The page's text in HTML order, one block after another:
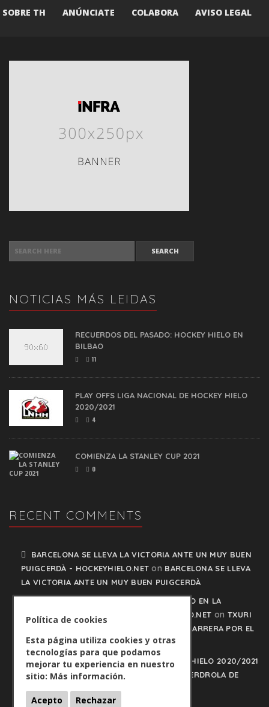
SOBRE TH ANÚNCIATE COLABORA AVISO LEGAL
NOTICIAS MÁS LEIDAS
RECUERDOS DEL PASADO: HOCKEY HIELO EN
BILBAO
11
PLAY OFFS LIGA NACIONAL DE HOCKEY HIELO
2020/2021
4
COMIENZA LA STANLEY CUP 2021
0
RECENT COMMENTS
BARCELONA SE LLEVA LA VICTORIA ANTE UN MUY BUEN
PUIGCERDÀ - HOCKEYHIELO.NET on BARCELONA SE LLEVA
LA VICTORIA ANTE UN MUY BUEN PUIGCERDÀ
TXURI URDIN Y JACA NO PISAN EL FRENO EN LA
CARRERA POR EL LIDERATO - HOCKEYHIELO.NET on TXURI
URDIN Y JACA NO PISAN EL FRENO EN LA CARRERA POR EL
LIDERATO
PLAY OFFS LIGA IBERDROLA DE HOCKEY HIELO 2020/2021
- HOCKEYHIELO.NETonPLAY OFFS LIGA IBERDROLA DE
Política de cookies
Esta página utiliza cookies y otras
tecnologías para que podamos
mejorar tu experiencia en nuestro
sitio: Más información.
Acepto Rechazar